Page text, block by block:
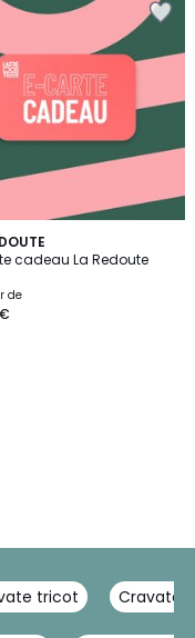
cadeau La Redoute
de
tricot Cravate